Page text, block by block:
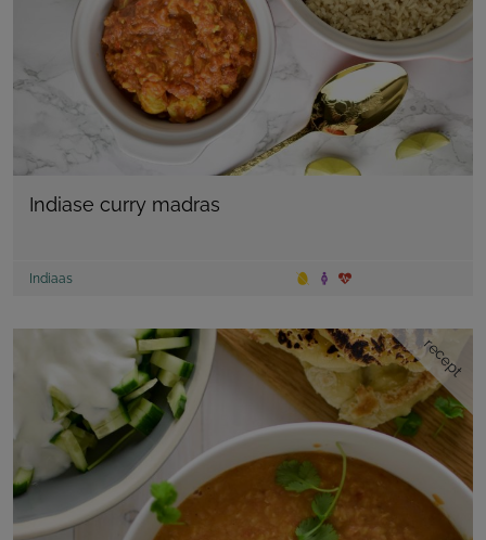
Indiase curry madras
Indiaas
recept